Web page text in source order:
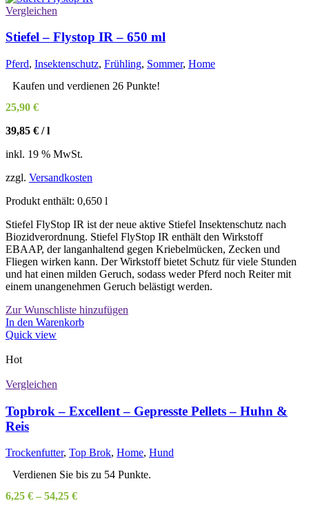
auf.
Optionen
können
auf
Vergleichen
Stiefel – Flystop IR – 650 ml
Pferd, Insektenschutz, Frühling, Sommer, Home
Kaufen und verdienen 26 Punkte!
25,90 €
39,85 € /l
inkl. 19 % MwSt.
zzgl. Versandkosten
Produkt enthält: 0,650 l
Stiefel FlyStop IR ist der neue aktive Stiefel Insektenschutz nach
Biozidverordnung. Stiefel FlyStop IR enthält den Wirkstoff
EBAAP, der langanhaltend gegen Kriebelmücken, Zecken und
Fliegen wirken kann. Der Wirkstoff bietet Schutz für viele Stunden
und hat einen milden Geruch, sodass weder Pferd noch Reiter mit
einem unangenehmen Geruch belästigt werden.
Zur Wunschliste hinzufügen
In den Warenkorb
Quick view
Hot
Vergleichen
Topbrok – Excellent – Gepresste Pellets – Huhn &
Reis
Trockenfutter, Top Brok, Home, Hund
Verdienen Sie bis zu 54 Punkte.
6,25 € – 54,25 €